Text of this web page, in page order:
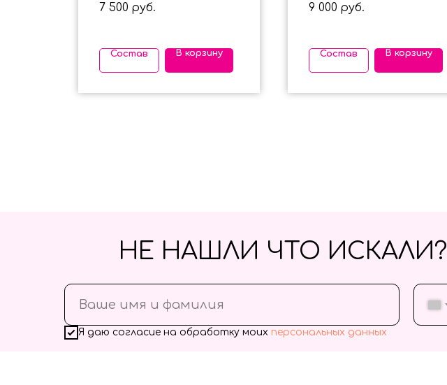
7 500 руб.
Состав В корзину
девушки
9 000 руб.
Состав В корзину
Я даю согласие на обработку моих персональных данных
НЕ НАШЛИ ЧТО ИСКАЛИ?